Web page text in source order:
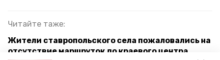
Читайте таже:
Жители ставропольского села пожаловались на
отсутствие маршруток до краевого центра